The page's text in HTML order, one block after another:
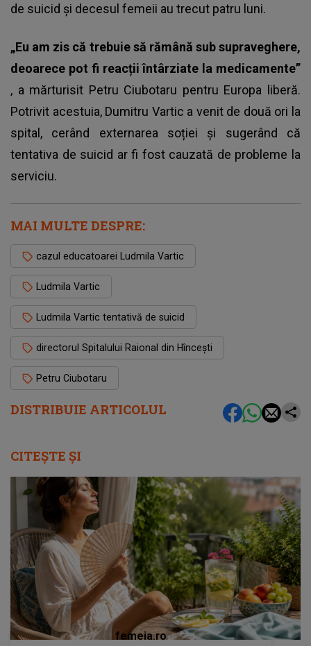
DISTRIBUIE ARTICOLUL
de suicid și decesul femeii au trecut patru luni.
„Eu am zis că trebuie să rămână sub supraveghere,
deoarece pot fi reacții întârziate la medicamente”
, a mărturisit Petru Ciubotaru pentru Europa liberă.
Potrivit acestuia, Dumitru Vartic a venit de două ori la
spital, cerând externarea soției și sugerând că
tentativa de suicid ar fi fost cauzată de probleme la
serviciu.
MAI MULTE DESPRE:
cazul educatoarei Ludmila Vartic
Ludmila Vartic
Ludmila Vartic tentativă de suicid
directorul Spitalului Raional din Hîncești
Petru Ciubotaru
CITEȘTE ȘI
femeia.ro